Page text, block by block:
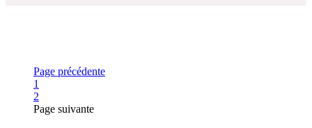
Page précédente
Page
1
Page
2
Page suivante